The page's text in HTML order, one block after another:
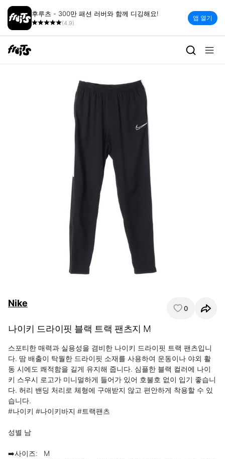
후루츠 - 300만 패션 러버와 함께 디깅해요!
(4.9)
앱 열기
Nike 0
나이키 드라이핏 블랙 트랙 팬츠지 M
스포티한 매력과 실용성을 겸비한 나이키 드라이핏 트랙 팬츠입니
다. 땀 배출이 탁월한 드라이핏 소재를 사용하여 운동이나 야외 활
동 시에도 쾌적함을 길게 유지해 줍니다. 심플한 블랙 컬러에 나이
키 스우시 로고가 미니멀하게 들어가 있어 호불호 없이 입기 좋습니
다. 허리 밴딩 처리로 체형에 구애받지 않고 편안하게 착용할 수 있
습니다.
#나이키 #나이키바지 #트랙팬츠
성별 남
➡️사이즈:   M